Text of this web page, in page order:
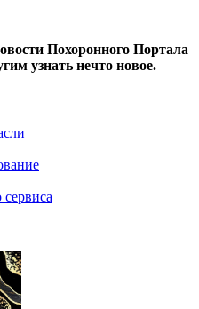
Похоронного Портала
узнать нечто новое.